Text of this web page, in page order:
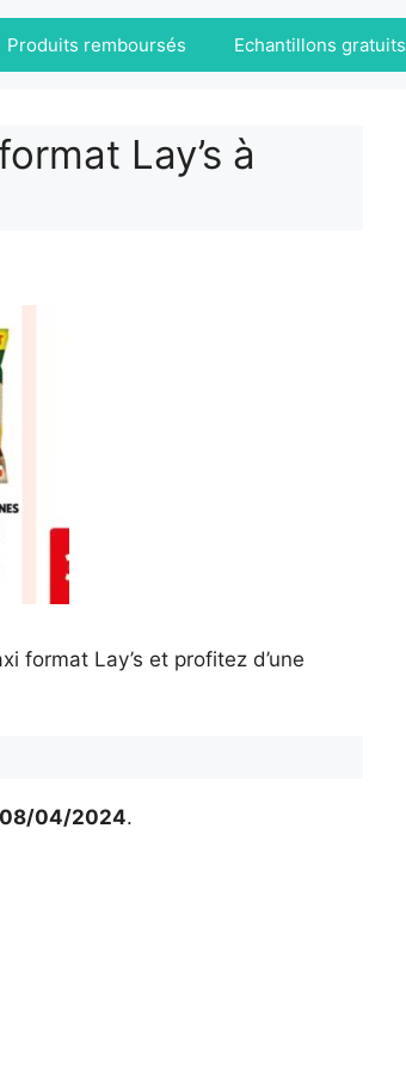
Produits remboursés Echantillons gratuits
Lay’s à
format Lay’s et profitez d’une
08/04/2024.